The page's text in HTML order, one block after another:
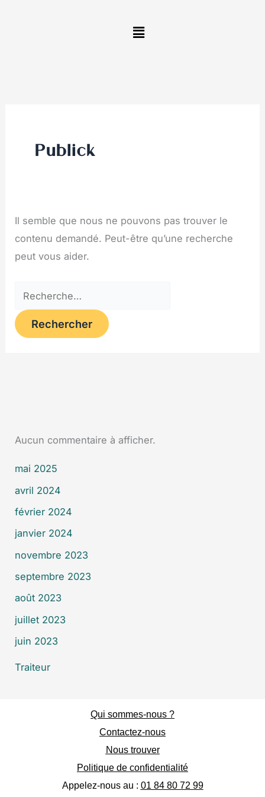
Publick
Il semble que nous ne pouvons pas trouver le
contenu demandé. Peut-être qu’une recherche
peut vous aider.
Aucun commentaire à afficher.
mai 2025
avril 2024
février 2024
janvier 2024
novembre 2023
septembre 2023
août 2023
juillet 2023
juin 2023
Traiteur
Qui sommes-nous ?
Contactez-nous
Nous trouver
Politique de confidentialité
Appelez-nous au : 01 84 80 72 99